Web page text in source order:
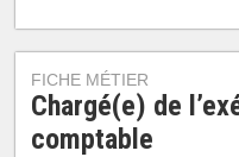
FICHE MÉTIER
Chargé(e) de
comptable